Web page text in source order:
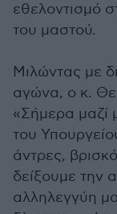
εθελοντισμό
του μαστού.
Μιλώντας με
αγώνα, ο κ.
«Σήμερα μαζί
του
άντρες,
δείξουμε την
αλληλεγγύη